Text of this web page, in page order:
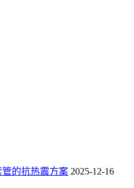
的抗热震方案 2025-12-16